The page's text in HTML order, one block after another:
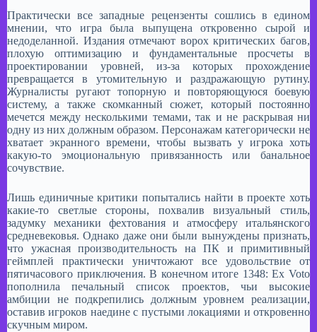
Практически все западные рецензенты сошлись в едином
мнении, что игра была выпущена откровенно сырой и
недоделанной. Издания отмечают ворох критических багов,
плохую оптимизацию и фундаментальные просчеты в
проектировании уровней, из-за которых прохождение
превращается в утомительную и раздражающую рутину.
Журналисты ругают топорную и повторяющуюся боевую
систему, а также скомканный сюжет, который постоянно
мечется между несколькими темами, так и не раскрывая ни
одну из них должным образом. Персонажам категорически не
хватает экранного времени, чтобы вызвать у игрока хоть
какую-то эмоциональную привязанность или банальное
сочувствие.​
Лишь единичные критики попытались найти в проекте хоть
какие-то светлые стороны, похвалив визуальный стиль,
задумку механики фехтования и атмосферу итальянского
средневековья. Однако даже они были вынуждены признать,
что ужасная производительность на ПК и примитивный
геймплей практически уничтожают все удовольствие от
пятичасового приключения. В конечном итоге 1348: Ex Voto
пополнила печальный список проектов, чьи высокие
амбиции не подкрепились должным уровнем реализации,
оставив игроков наедине с пустыми локациями и откровенно
скучным миром.